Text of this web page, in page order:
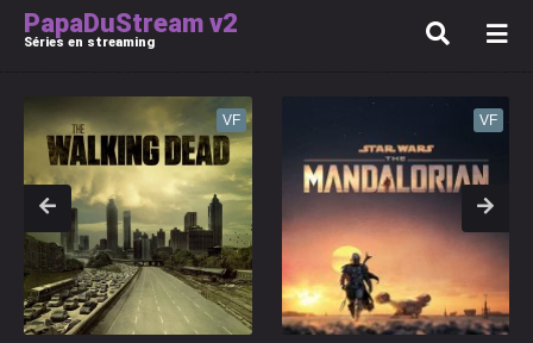
PapaDuStream v2
Séries en streaming
VF VF